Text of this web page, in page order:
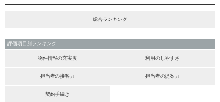
総合ランキング
評価項目別ランキング
物件情報の充実度 利用のしやすさ
担当者の接客力 担当者の提案力
契約手続き